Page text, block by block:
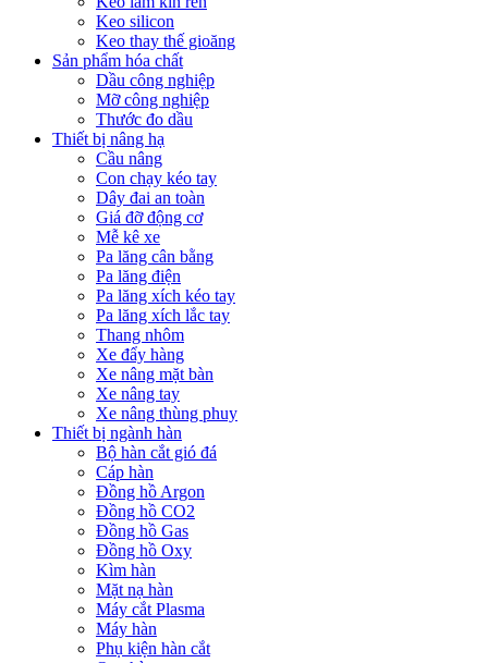
Keo silicon
Keo thay thế gioăng
Sản phẩm hóa chất
Dầu công nghiệp
Mỡ công nghiệp
Thước đo dầu
Thiết bị nâng hạ
Cầu nâng
Con chạy kéo tay
Dây đai an toàn
Giá đỡ động cơ
Mễ kê xe
Pa lăng cân bằng
Pa lăng điện
Pa lăng xích kéo tay
Pa lăng xích lắc tay
Thang nhôm
Xe đẩy hàng
Xe nâng mặt bàn
Xe nâng tay
Xe nâng thùng phuy
Thiết bị ngành hàn
Bộ hàn cắt gió đá
Cáp hàn
Đồng hồ Argon
Đồng hồ CO2
Đồng hồ Gas
Đồng hồ Oxy
Kìm hàn
Mặt nạ hàn
Máy cắt Plasma
Máy hàn
Phụ kiện hàn cắt